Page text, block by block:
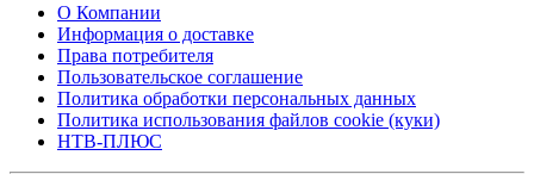
О Компании
Информация о доставке
Права потребителя
Пользовательское соглашение
Политика обработки персональных данных
Политика использования файлов cookie (куки)
НТВ-ПЛЮС